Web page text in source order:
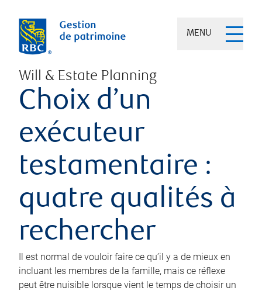
MENU
Will & Estate Planning
Choix d’un
exécuteur
testamentaire :
quatre qualités à
rechercher
Il est normal de vouloir faire ce qu’il y a de mieux en
incluant les membres de la famille, mais ce réflexe
peut être nuisible lorsque vient le temps de choisir un